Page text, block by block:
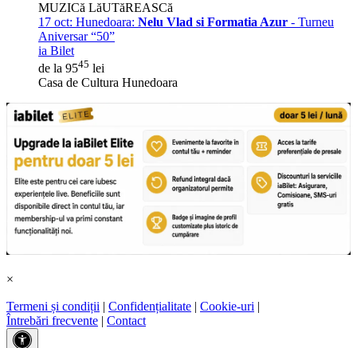
MUZICă LăUTăREASCă
17 oct: Hunedoara: Nelu Vlad si Formatia Azur - Turneu
Aniversar “50”
ia Bilet
de la 9545 lei
Casa de Cultura Hunedoara
×
Termeni și condiții | Confidențialitate | Cookie-uri |
Întrebări frecvente | Contact